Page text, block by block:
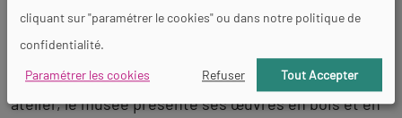
À deux pas dujardin du Luxembourg, le musée
Zadkineest un havre de paix dédié àOssip Zadkine,
sculpteur d’origine russe. Installé dans sa maison-
atelier, le musée présente ses œuvres en bois et en
cliquant sur "paramétrer le cookies" ou dans notre politique de
confidentialité.
Paramétrer les cookies
Refuser Tout Accepter